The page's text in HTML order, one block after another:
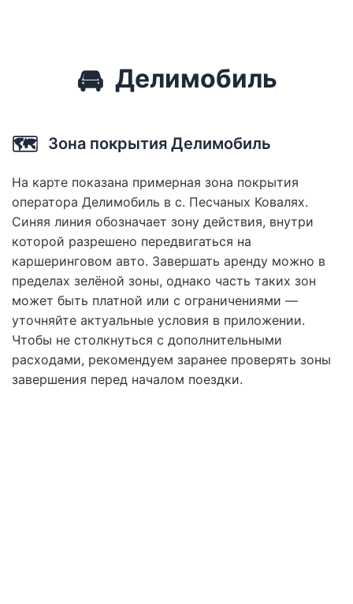
🚘 Делимобиль
🗺️ Зона покрытия Делимобиль
На карте показана примерная зона покрытия
оператора Делимобиль в с. Песчаных Ковалях.
Синяя линия обозначает зону действия, внутри
которой разрешено передвигаться на
каршеринговом авто. Завершать аренду можно в
пределах зелёной зоны, однако часть таких зон
может быть платной или с ограничениями —
уточняйте актуальные условия в приложении.
Чтобы не столкнуться с дополнительными
расходами, рекомендуем заранее проверять зоны
завершения перед началом поездки.